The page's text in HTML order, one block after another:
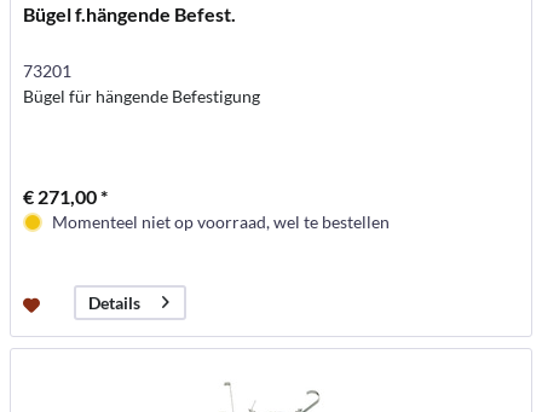
Bügel f.hängende Befest.
73201
Bügel für hängende Befestigung
€ 271,00 *
Momenteel niet op voorraad, wel te bestellen
Details